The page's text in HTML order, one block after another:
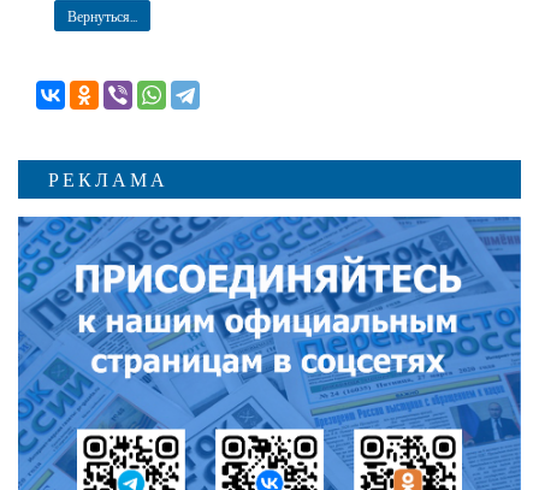
Вернуться...
РЕКЛАМА